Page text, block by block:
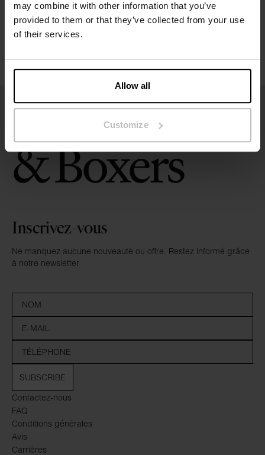
may combine it with other information that you’ve
provided to them or that they’ve collected from your use
of their services.
Allow all
Customize
Instructions de lavage
Contactez-nous
FAQ
Conditions générales
Avis
Carrières
Inscrivez-vous
Ne manquez aucune nouveauté ou offre. Restez informé grâce
à notre newsletter
SUBSCRIBE